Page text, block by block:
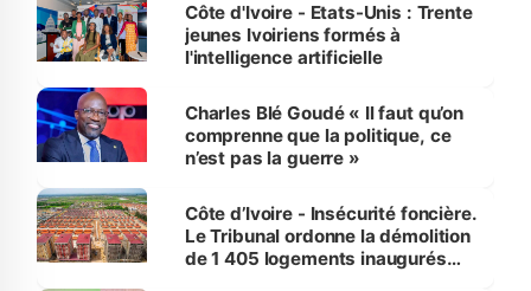
Côte d'Ivoire - Etats-Unis : Trente
jeunes Ivoiriens formés à
l'intelligence artificielle
Charles Blé Goudé « Il faut qu’on
comprenne que la politique, ce
n’est pas la guerre »
Côte d’Ivoire - Insécurité foncière.
Le Tribunal ordonne la démolition
de 1 405 logements inaugurés